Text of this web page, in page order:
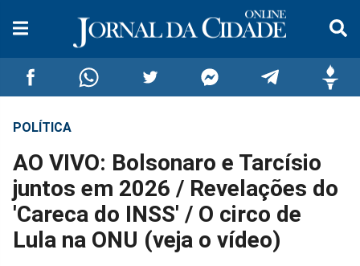
Compartilhar
no
Facebook
Compartilhar
no
Whatsapp
no
Twitter
no
Messenger
no
Telegram
no
POLÍTICA
AO VIVO: Bolsonaro e Tarcísio
juntos em 2026 / Revelações do
'Careca do INSS' / O circo de
Lula na ONU (veja o vídeo)